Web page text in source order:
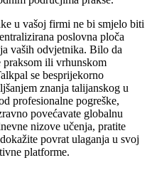
u vašoj firmi ne bi smjelo biti
poslovna ploča
vaših odvjetnika. Bilo da
praksom ili vrhunskom
se besprijekorno
znanja talijanskog u
profesionalne pogreške,
povećavate globalnu
nizove učenja, pratite
povrat ulaganja u svoj
platforme.